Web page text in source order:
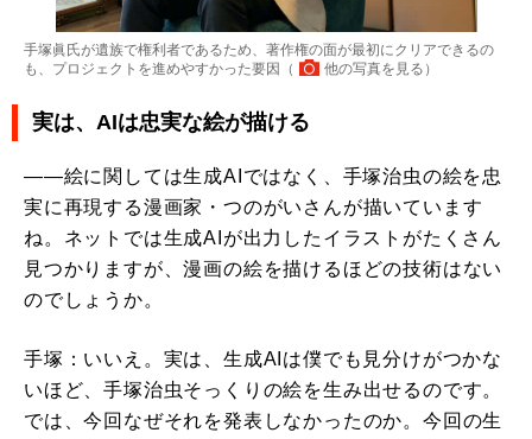
手塚眞氏が遺族で権利者であるため、著作権の面が最初にクリアできるの
も、プロジェクトを進めやすかった要因（
他の写真を見る ）
実は、AIは忠実な絵が描ける
――絵に関しては生成AIではなく、手塚治虫の絵を忠
実に再現する漫画家・つのがいさんが描いています
ね。ネットでは生成AIが出力したイラストがたくさん
見つかりますが、漫画の絵を描けるほどの技術はない
のでしょうか。
手塚：いいえ。実は、生成AIは僕でも見分けがつかな
いほど、手塚治虫そっくりの絵を生み出せるのです。
では、今回なぜそれを発表しなかったのか。今回の生